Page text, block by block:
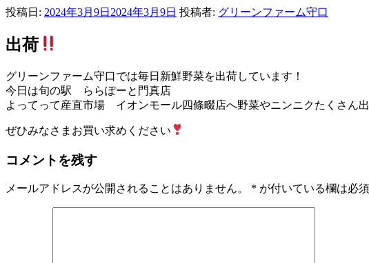
投稿日: 2024年3月9日 2024年3月9日 投稿者: グリーンファーム守口
出荷
グリーンファーム守口では毎日新鮮野菜を出荷しています！
今日は旬の駅 ららぽーと門真店
よってって産直市場 イオンモール四條畷店へ野菜やニンニクたくさん
ぜひみなさまお買い求めください
コメントを残す
メールアドレスが公開されることはありません。 * が付いている欄は必